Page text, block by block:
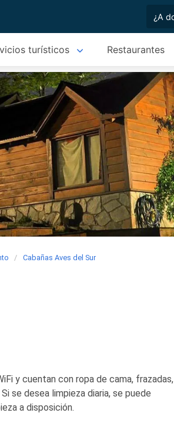
turísticos Restaurantes
Cabañas Aves del Sur
y cuentan con ropa de cama, frazadas,
se desea limpieza diaria, se puede
a disposición.